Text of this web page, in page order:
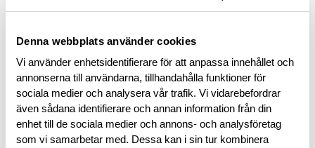
Denna webbplats använder cookies
Vi använder enhetsidentifierare för att anpassa innehållet och
annonserna till användarna, tillhandahålla funktioner för
sociala medier och analysera vår trafik. Vi vidarebefordrar
även sådana identifierare och annan information från din
enhet till de sociala medier och annons- och analysföretag
som vi samarbetar med. Dessa kan i sin tur kombinera
Läs mer
BESKRIVNING
RECENSIONER